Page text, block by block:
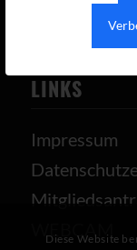
LINKS
Impressum
WEBCAM
Diese Website